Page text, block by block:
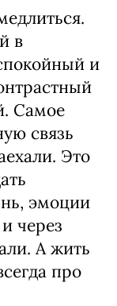
в
и
Самое
связь
Это
эмоции
через
А жить
про